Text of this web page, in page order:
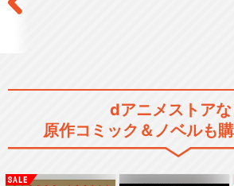
真救世主
dアニメストアな
原作コミック＆ノベルも